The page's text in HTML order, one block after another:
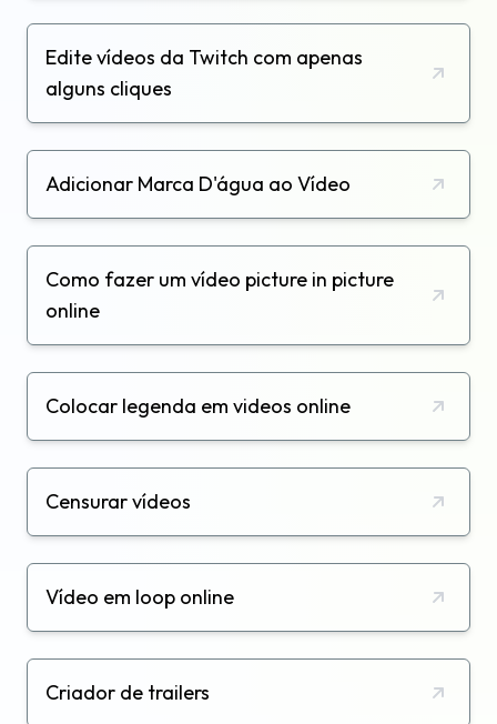
Edite vídeos da Twitch com apenas
alguns cliques
Adicionar Marca D'água ao Vídeo
Como fazer um vídeo picture in picture
online
Colocar legenda em videos online
Censurar vídeos
Vídeo em loop online
Criador de trailers